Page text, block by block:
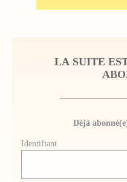
LA SUITE
Déjà
Identifiant